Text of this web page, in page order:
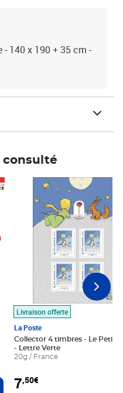
- 140 x 190 + 35 cm -
consulté
au panier
Livraison offerte
La Poste
Collector 4 timbres - Le Petit
- Lettre Verte
20g / France
7,50€
Prix 7,50€